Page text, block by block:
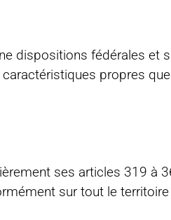
dispositions fédérales et
propres que
ses articles 319 à
sur tout le